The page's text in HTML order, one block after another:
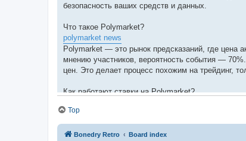
безопасность ваших средств и данных.
Что такое Polymarket?
polymarket news
Polymarket — это рынок предсказаний, где цена
мнению участников, вероятность события —
цен. Это делает процесс похожим на трейдинг,
Как работают ставки на Polymarket?
Polymarket ставки устроены так: вы выбираете
кошелёк и покупаете долю нужного исхода.
ликвидность на популярных рынках и
Top
Bonedry Retro Board index